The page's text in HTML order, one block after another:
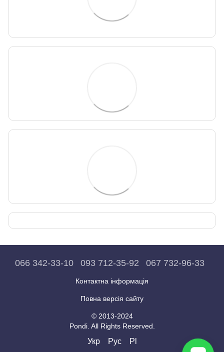
066 342-33-10 093 712-35-92 067 732-96-33
Контактна інформація
Повна версія сайту
© 2013-2024
Pondi. All Rights Reserved.
Укр Рус Pl